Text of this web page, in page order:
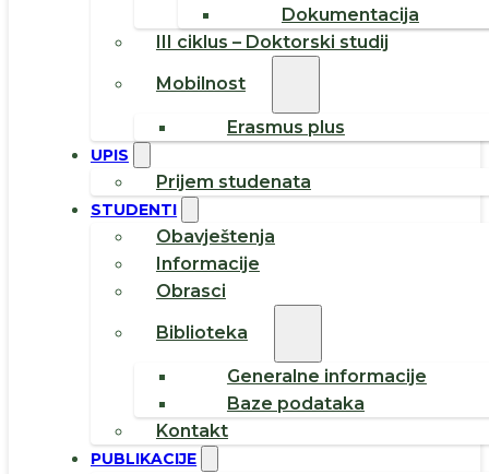
Dokumentacija
III ciklus – Doktorski studij
Mobilnost
Erasmus plus
UPIS
Prijem studenata
STUDENTI
Obavještenja
Informacije
Obrasci
Biblioteka
Generalne informacije
Baze podataka
Kontakt
PUBLIKACIJE